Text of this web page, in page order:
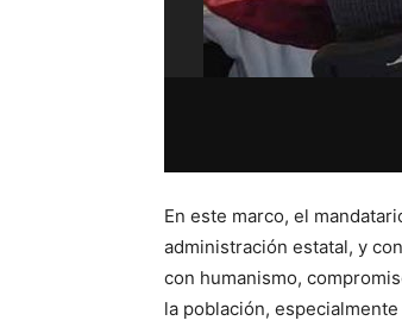
En este marco, el
administración estatal, y
con humanismo,
la población,